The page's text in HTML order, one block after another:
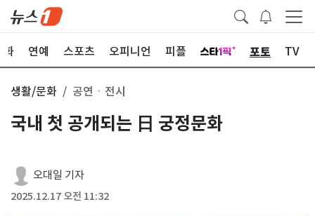
화 연예 스포츠 오피니언 피플 포토 TV
생활/문화 공연ㆍ전시
국내 첫 공개되는 日 궁정문화
오대일 기자
2025.12.17 오전 11:32